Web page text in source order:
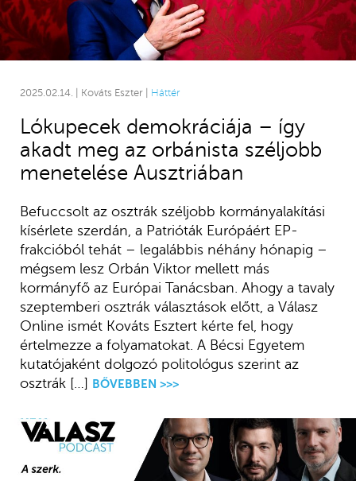
2025.02.14. | Kováts Eszter | Háttér
Lókupecek demokráciája – így
akadt meg az orbánista széljobb
menetelése Ausztriában
Befuccsolt az osztrák széljobb kormányalakítási
kísérlete szerdán, a Patrióták Európáért EP-
frakcióból tehát – legalábbis néhány hónapig –
mégsem lesz Orbán Viktor mellett más
kormányfő az Európai Tanácsban. Ahogy a tavaly
szeptemberi osztrák választások előtt, a Válasz
Online ismét Kováts Esztert kérte fel, hogy
értelmezze a folyamatokat. A Bécsi Egyetem
kutatójaként dolgozó politológus szerint az
osztrák […] BŐVEBBEN >>>